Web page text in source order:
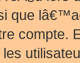
que
compte.
les